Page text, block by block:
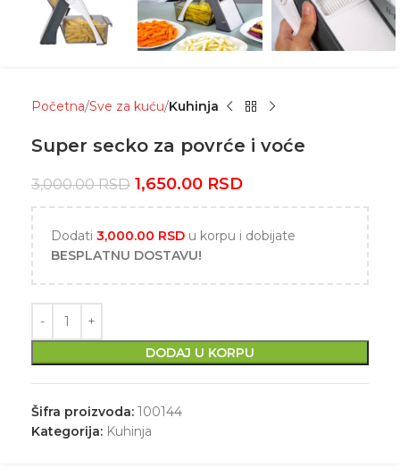
Početna Sve za kuću Kuhinja
Super secko za povrće i voće
3,000.00RSD 1,650.00 RSD
Dodati 3,000.00 RSD u korpu i dobijate
BESPLATNU DOSTAVU!
DODAJ U KORPU
Šifra proizvoda: 100144
Kategorija: Kuhinja